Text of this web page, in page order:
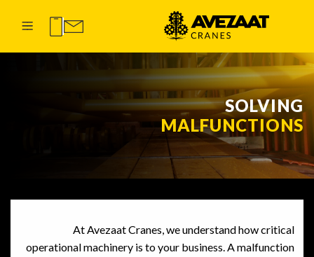
SOLVING
MALFUNCTIONS
At Avezaat Cranes, we understand how critical
operational machinery is to your business. A malfunction